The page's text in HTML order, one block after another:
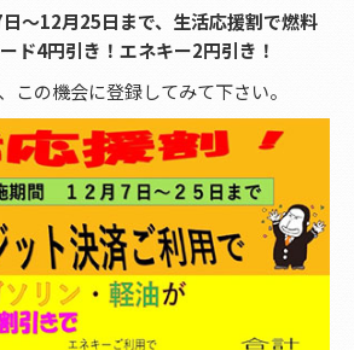
～12月25日まで、生活応援割で燃料
ド4円引き！エネキー2円引き！
この機会に登録してみて下さい。